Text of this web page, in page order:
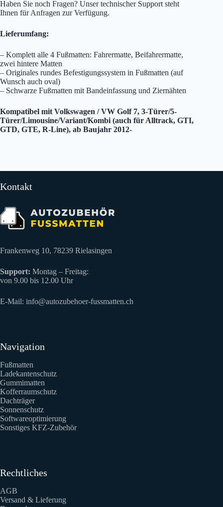
Haben Sie noch Fragen? Unser technischer Support steht
Ihnen für Anfragen zur Verfügung.
Lieferumfang:
– Komplett alle 4 Fußmatten: Fahrermatte, Beifahrermatte,
zwei hintere Matten
– Originales rundes Befestigungssystem in Fußmatten (auf
Wunsch auch oval)
– Schwarze Fußmatten mit Bandeinfassung und Ziernähten
Kompatibel mit Volkswagen / VW Golf 7, 3-Türer/5-
Türer/Limousine/Variant/Kombi (auch für Alltrack, GTI,
GTD, GTE, R-Line), ab Baujahr 2012-
Kontakt
Frankenweg 10, 78239 Rielasingen
Support: Montag – Freitag:
von 9.00 bis 12.00 Uhr
E-Mail: info@autozubehoer-fussmatten.ch
Navigation
Fußmatten
Ladekantenschutz
Gummimatten
Kofferraumschutz
Dachträger
Sonnenschutz
Softwareoptimierung
Sonstiges KFZ-Zubehör
Rechtliches
AGB
Versand & Lieferung